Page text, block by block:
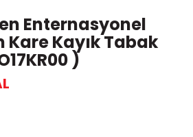
Enternasyonel
Kare Kayık Tabak
)